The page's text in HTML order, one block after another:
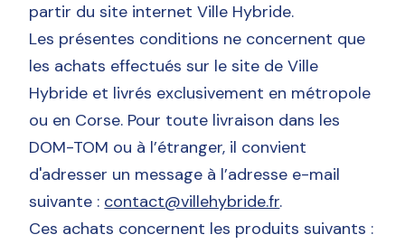
partir du site internet Ville Hybride.
Les présentes conditions ne concernent que
les achats effectués sur le site de Ville
Hybride et livrés exclusivement en métropole
ou en Corse. Pour toute livraison dans les
DOM-TOM ou à l’étranger, il convient
d'adresser un message à l’adresse e-mail
suivante : contact@villehybride.fr.
Ces achats concernent les produits suivants :